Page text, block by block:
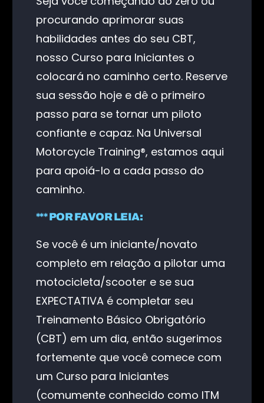
procurando aprimorar suas
habilidades antes do seu CBT,
nosso Curso para Iniciantes o
colocará no caminho certo. Reserve
sua sessão hoje e dê o primeiro
passo para se tornar um piloto
confiante e capaz. Na Universal
Motorcycle Training®, estamos aqui
para apoiá-lo a cada passo do
caminho.
*** POR FAVOR LEIA:
Se você é um iniciante/novato
completo em relação a pilotar uma
motocicleta/scooter e se sua
EXPECTATIVA é completar seu
Treinamento Básico Obrigatório
(CBT) em um dia, então sugerimos
fortemente que você comece com
um Curso para Iniciantes
(comumente conhecido como ITM